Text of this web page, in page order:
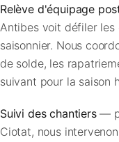
Relève d'équipage
Antibes voit défiler
saisonnier. Nous
de solde, les
suivant pour la saison
Suivi des chantiers—
Ciotat, nous